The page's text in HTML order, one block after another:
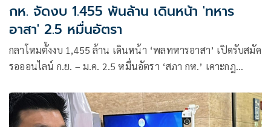
กห. จัดงบ 1.455 พันล้าน เดินหน้า 'ทหาร
อาสา' 2.5 หมื่นอัตรา
กลาโหมตั้งงบ 1,455 ล้าน เดินหน้า ‘พลทหารอาสา’ เปิดรับสมัค
รอออนไลน์ ก.ย. – ม.ค. 2.5 หมื่นอัตรา ‘สภา กห.’ เคาะกฎ